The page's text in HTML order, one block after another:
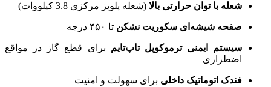
شعله با توان حرارتی بالا (شعله پلوپز مرکزی 3.8 کیلووات)
صفحه شیشه‌ای سکوریت نشکن تا ۴۵۰ درجه
سیستم ایمنی ترموکوپل تاپ‌تایم برای قطع گاز در مواقع
اضطراری
فندک اتوماتیک داخلی برای سهولت و امنیت